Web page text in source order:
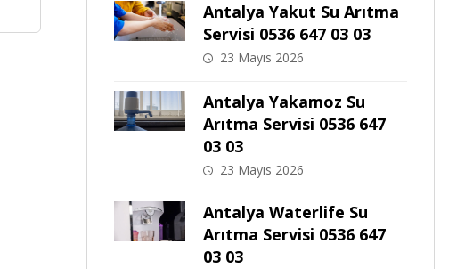
Antalya Yakut Su Arıtma
Servisi 0536 647 03 03
23 Mayıs 2026
Antalya Yakamoz Su
Arıtma Servisi 0536 647
03 03
23 Mayıs 2026
Antalya Waterlife Su
Arıtma Servisi 0536 647
03 03